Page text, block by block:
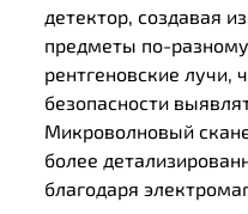
детектор, создавая
предметы по-
рентгеновские лучи,
безопасности
Микроволновый
более
благодаря